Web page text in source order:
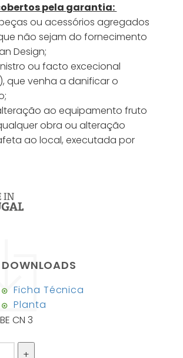
pela garantia:
ou acessórios agregados
não sejam do fornecimento
Design;
ou facto excecional
que venha a danificar o
ao equipamento fruto
obra ou alteração
ao local, executada por
DOWNLOADS
Ficha Técnica
Planta
BE CN 3